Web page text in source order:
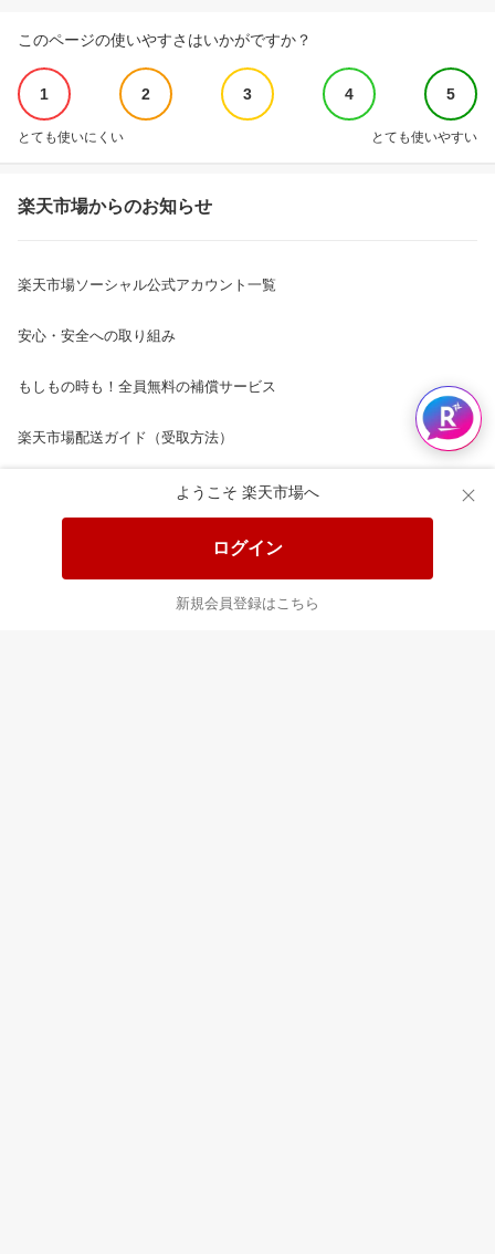
ようこそ 楽天市場へ
ログイン
新規会員登録はこちら
このページの使いやすさはいかがですか？
1 2 3 4 5
とても使いにくい とても使いやすい
楽天市場からのお知らせ
楽天市場ソーシャル公式アカウント一覧
安心・安全への取り組み
もしもの時も！全員無料の補償サービス
楽天市場配送ガイド（受取方法）
楽天にお店を開きませんか？
楽天ショッピングサービスご利用規約